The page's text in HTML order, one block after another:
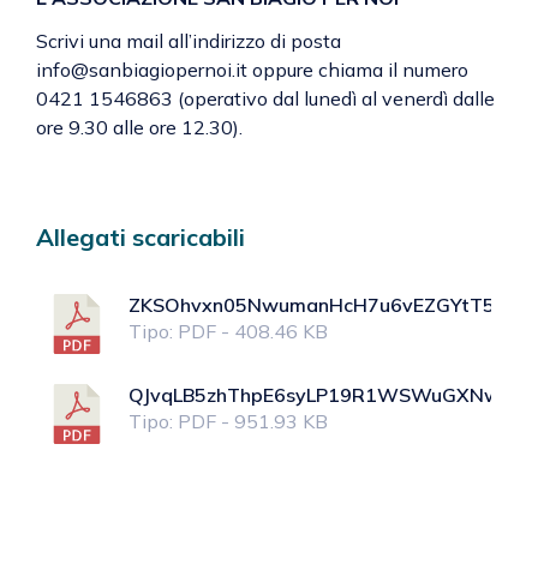
Scrivi una mail all’indirizzo di posta
info@sanbiagiopernoi.it oppure chiama il numero
0421 1546863 (operativo dal lunedì al venerdì dalle
ore 9.30 alle ore 12.30).
Allegati scaricabili
Tipo: PDF - 408.46 KB
Tipo: PDF - 951.93 KB